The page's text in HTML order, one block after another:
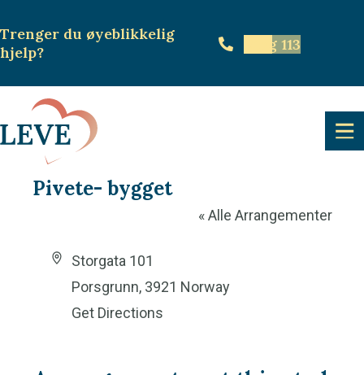
Trenger du øyeblikkelig
hjelp? Ring 113
Pivete- bygget
« Alle Arrangementer
A
Storgata 101
Porsgrunn, 3921 Norway
Get Directions